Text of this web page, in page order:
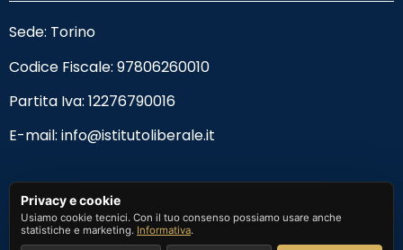
Sede: Torino
Codice Fiscale: 97806260010
Partita Iva: 12276790016
E-mail: info@istitutoliberale.it
Privacy Policy
Privacy e cookie
Usiamo cookie tecnici. Con il tuo consenso possiamo usare anche
statistiche e marketing. Informativa.